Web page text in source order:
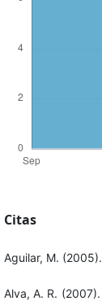
Citas
Aguilar, M.
Alva, A. R.